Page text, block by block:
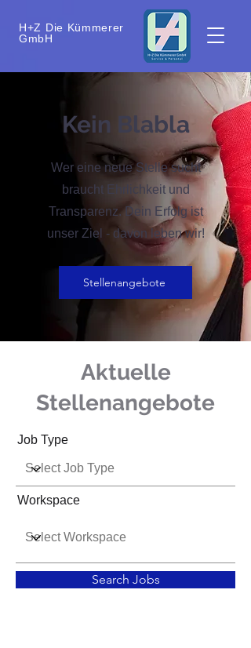
H+Z Die Kümmerer
GmbH
Kein Blabla
Wer eine neue Stelle sucht
braucht Ehrlichkeit und
Transparenz. Dein Erfolg ist
unser Ziel - davon leben wir!
Stellenangebote
Aktuelle
Stellenangebote
Job Type
Workspace
Search Jobs